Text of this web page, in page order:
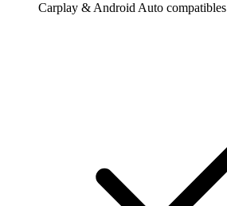
Carplay & Android Auto compatibles